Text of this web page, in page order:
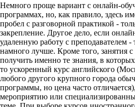
Немного проще вариант с онлайн-
программах, но, как правило, здесь
пробел с разговорной практикой -
закрепление. Другое дело, если
удаленную работу с преподавателем -
намного лучше. Кроме того, занятия
получить именно те знания, в
то ускоренный курс английского
любого другого крупного города
программы, но цена часто
мероприятию или